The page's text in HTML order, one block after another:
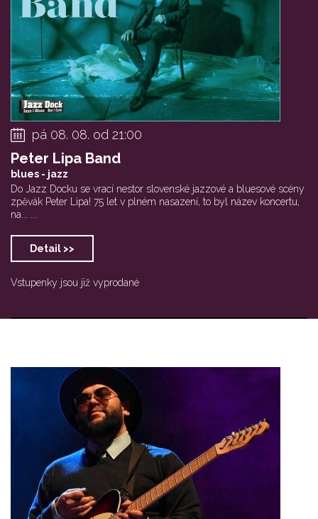
pá 08. 08. od 21:00
Peter Lipa Band
blues - jazz
Do Jazz Docku se vrací nestor slovenské jazzové a bluesové scény
zpěvák Peter Lipa! 75 let v plném nasazení, to byl název koncertu,
na... ...
Detail >>
Vstupenky jsou již vyprodané